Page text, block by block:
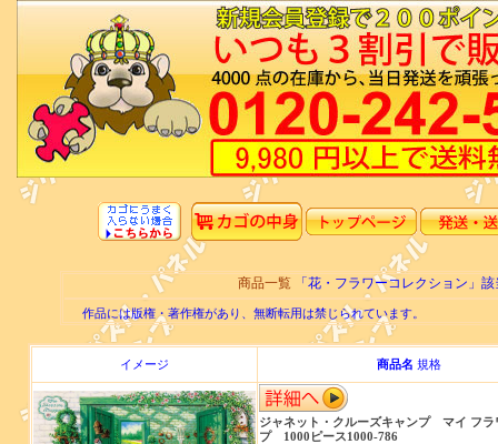
商品一覧 「花・フラワーコレクション
作品には版権・著作権があり、無断転用は禁じられています。
イメージ 商品名 規格
ジャネット・クルーズキャンプ マイ フラ
プ 1000ピース1000-786